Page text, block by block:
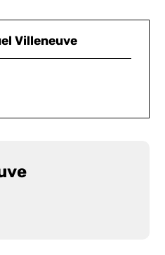
Villeneuve